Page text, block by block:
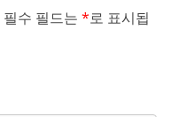
필수 필드는 *로 표시됩